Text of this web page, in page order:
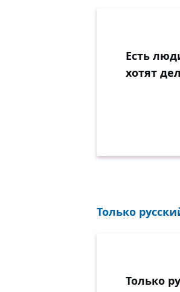
Есть
хотят
Только
Только